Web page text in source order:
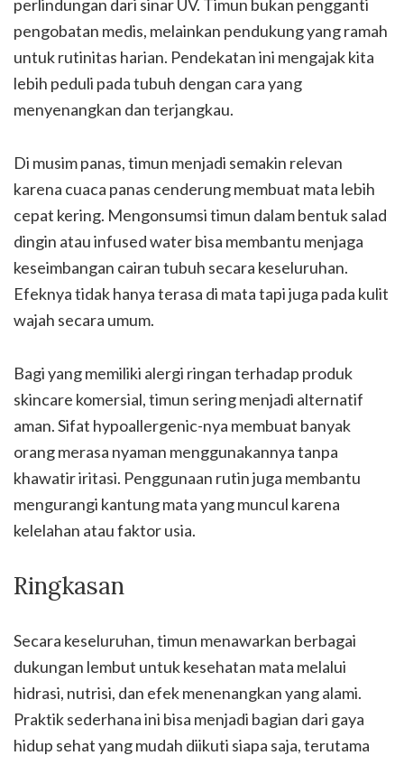
perlindungan dari sinar UV. Timun bukan pengganti
pengobatan medis, melainkan pendukung yang ramah
untuk rutinitas harian. Pendekatan ini mengajak kita
lebih peduli pada tubuh dengan cara yang
menyenangkan dan terjangkau.
Di musim panas, timun menjadi semakin relevan
karena cuaca panas cenderung membuat mata lebih
cepat kering. Mengonsumsi timun dalam bentuk salad
dingin atau infused water bisa membantu menjaga
keseimbangan cairan tubuh secara keseluruhan.
Efeknya tidak hanya terasa di mata tapi juga pada kulit
wajah secara umum.
Bagi yang memiliki alergi ringan terhadap produk
skincare komersial, timun sering menjadi alternatif
aman. Sifat hypoallergenic-nya membuat banyak
orang merasa nyaman menggunakannya tanpa
khawatir iritasi. Penggunaan rutin juga membantu
mengurangi kantung mata yang muncul karena
kelelahan atau faktor usia.
Ringkasan
Secara keseluruhan, timun menawarkan berbagai
dukungan lembut untuk kesehatan mata melalui
hidrasi, nutrisi, dan efek menenangkan yang alami.
Praktik sederhana ini bisa menjadi bagian dari gaya
hidup sehat yang mudah diikuti siapa saja, terutama